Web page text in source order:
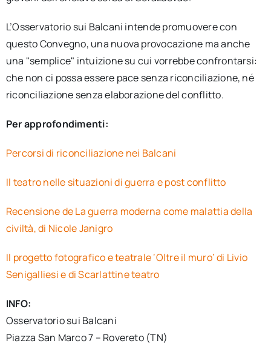
L’Osservatorio sui Balcani intende promuovere con
questo Convegno, una nuova provocazione ma anche
una "semplice" intuizione su cui vorrebbe confrontarsi:
che non ci possa essere pace senza riconciliazione, né
riconciliazione senza elaborazione del conflitto.
Per approfondimenti:
Percorsi di riconciliazione nei Balcani
Il teatro nelle situazioni di guerra e post conflitto
Recensione de La guerra moderna come malattia della
civiltà, di Nicole Janigro
Il progetto fotografico e teatrale ‘Oltre il muro’ di Livio
Senigalliesi e di Scarlattine teatro
INFO:
Osservatorio sui Balcani
Piazza San Marco 7 – Rovereto (TN)